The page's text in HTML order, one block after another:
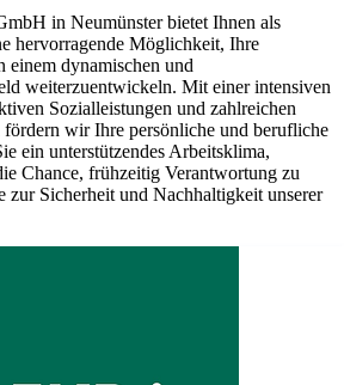
in Neumünster bietet Ihnen als
hervorragende Möglichkeit, Ihre
einem dynamischen und
weiterzuentwickeln. Mit einer intensiven
Sozialleistungen und zahlreichen
fördern wir Ihre persönliche und berufliche
ein unterstützendes Arbeitsklima,
Chance, frühzeitig Verantwortung zu
zur Sicherheit und Nachhaltigkeit unserer